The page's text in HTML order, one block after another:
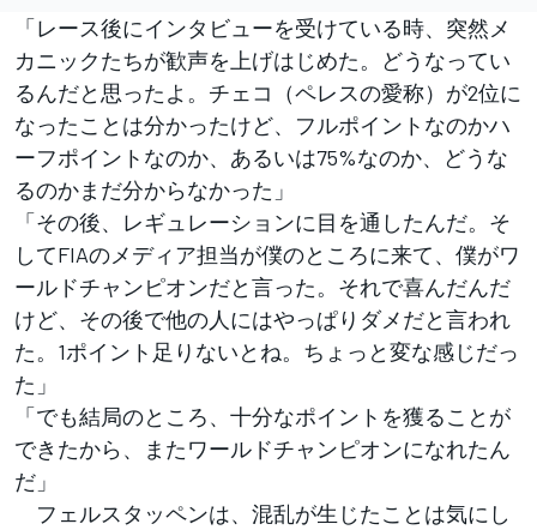
「レース後にインタビューを受けている時、突然メ
カニックたちが歓声を上げはじめた。どうなってい
るんだと思ったよ。チェコ（ペレスの愛称）が2位に
なったことは分かったけど、フルポイントなのかハ
ーフポイントなのか、あるいは75%なのか、どうな
るのかまだ分からなかった」
「その後、レギュレーションに目を通したんだ。そ
してFIAのメディア担当が僕のところに来て、僕がワ
ールドチャンピオンだと言った。それで喜んだんだ
けど、その後で他の人にはやっぱりダメだと言われ
た。1ポイント足りないとね。ちょっと変な感じだっ
た」
「でも結局のところ、十分なポイントを獲ることが
できたから、またワールドチャンピオンになれたん
だ」
フェルスタッペンは、混乱が生じたことは気にし